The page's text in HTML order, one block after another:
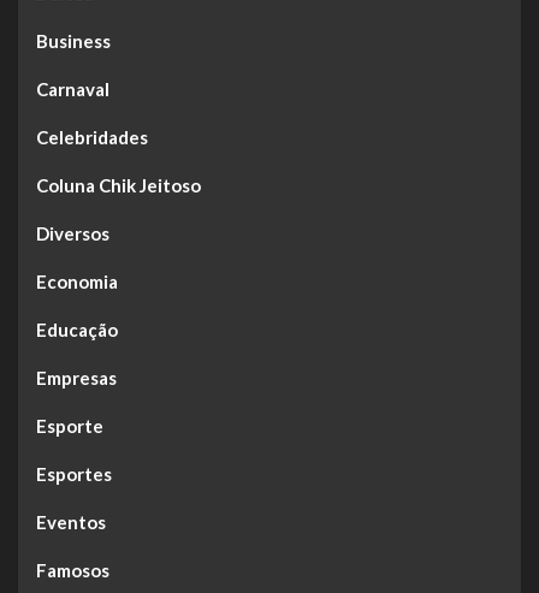
Business
Carnaval
Celebridades
Coluna Chik Jeitoso
Diversos
Economia
Educação
Empresas
Esporte
Esportes
Eventos
Famosos